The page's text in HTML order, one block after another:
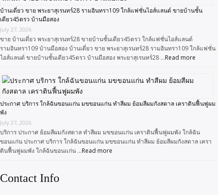
บ้านเดี่ยว ขาย พระยาสุเรนทร์28 รามอินทรา109 ใกล้แฟชั่นไอส์แลนด์ ขายบ้านชั้น
เดียว45ตรว บ้านมือสอง
July 27, 2026
ขาย บ้านเดี่ยว พระยาสุเรนทร์28 ขายบ้านชั้นเดียว45ตรว ใกล้แฟชั่นไอส์แลนด์
รามอินทรา109 บ้านมือสอง บ้านเดี่ยว ขาย พระยาสุเรนทร์28 รามอินทรา109 ใกล้แฟชั่น
ไอส์แลนด์ ขายบ้านชั้นเดียว45ตรว บ้านมือสอง พระยาสุเรนทร์28 …Read more
ประกาศ บริการ ใกล้ฉันขอนแก่น มขขอนแก่น ทำสีผม ย้อมสีผมกังสดาล เคราตินฟื้นฟูผม
พัง
July 27, 2026
บริการ ประกาศ ย้อมสีผมกังสดาล ทำสีผม มขขอนแก่น เคราตินฟื้นฟูผมพัง ใกล้ฉัน
ขอนแก่น ประกาศ บริการ ใกล้ฉันขอนแก่น มขขอนแก่น ทำสีผม ย้อมสีผมกังสดาล เครา
ตินฟื้นฟูผมพัง ใกล้ฉันขอนแก่น …Read more
Contact Info